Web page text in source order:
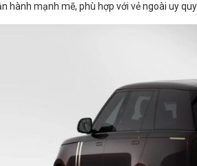
hành mạnh mẽ, phù hợp với vẻ ngoài uy